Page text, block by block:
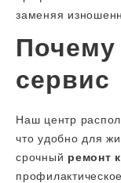
заменяя
сервис
Наш центр
что удобно для
срочный ремонт